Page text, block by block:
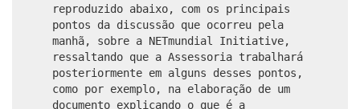
reproduzido abaixo, com os principais
pontos da discussão que ocorreu pela
manhã, sobre a NETmundial Initiative,
ressaltando que a Assessoria trabalhará
posteriormente em alguns desses pontos,
como por exemplo, na elaboração de um
documento explicando o que é a